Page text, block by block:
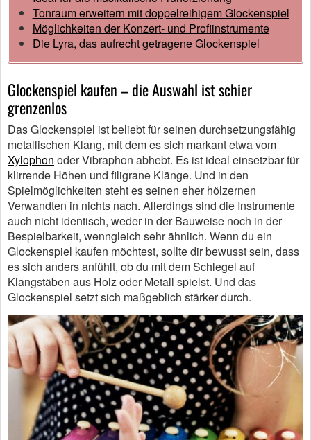
Tonraum erweitern mit doppelreihigem Glockenspiel
Möglichkeiten der Konzert- und Profiinstrumente
Die Lyra, das aufrecht getragene Glockenspiel
Glockenspiel kaufen – die Auswahl ist schier
grenzenlos
Das Glockenspiel ist beliebt für seinen durchsetzungsfähig
metallischen Klang, mit dem es sich markant etwa vom
Xylophon oder Vibraphon abhebt. Es ist ideal einsetzbar für
klirrende Höhen und filigrane Klänge. Und in den
Spielmöglichkeiten steht es seinen eher hölzernen
Verwandten in nichts nach. Allerdings sind die Instrumente
auch nicht identisch, weder in der Bauweise noch in der
Bespielbarkeit, wenngleich sehr ähnlich. Wenn du ein
Glockenspiel kaufen möchtest, sollte dir bewusst sein, dass
es sich anders anfühlt, ob du mit dem Schlegel auf
Klangstäben aus Holz oder Metall spielst. Und das
Glockenspiel setzt sich maßgeblich stärker durch.